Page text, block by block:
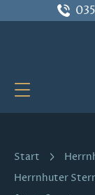
Zum
Start
Herrnhuter